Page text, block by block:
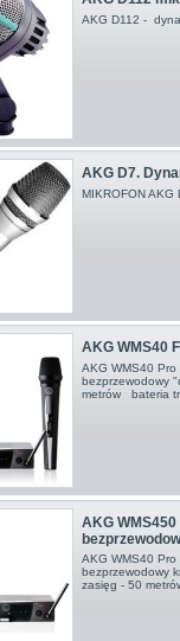
AKG D112 -
AKG D7.
MIKROFON AKG
AKG WMS40
AKG WMS40 Pro
bezprzewodowy
metrów bateria
AKG
AKG WMS40 Pro
bezprzewodowy
zasięg - 50